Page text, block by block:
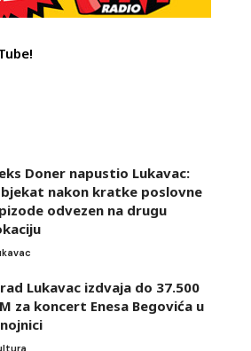
Doner napustio Lukavac:
nakon kratke poslovne
odvezen na drugu
Lukavac izdvaja do 37.500
za koncert Enesa Begovića u